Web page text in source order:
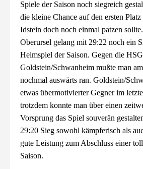
Spiele der Saison noch siegreich
die kleine Chance auf den ersten
Idstein doch noch einmal patzen
Oberursel gelang mit 29:22 noch ein
Heimspiel der Saison. Gegen die HSG
Goldstein/Schwanheim mußte man
nochmal auswärts ran. Goldstein/
etwas übermotivierter Gegner im
trotzdem konnte man über einen
Vorsprung das Spiel souverän
29:20 Sieg sowohl kämpferisch als
gute Leistung zum Abschluss einer
Saison.